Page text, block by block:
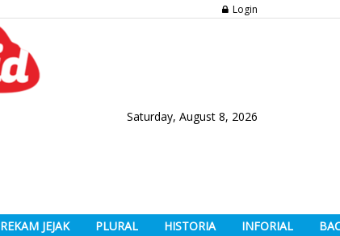
Login
Saturday, August 8, 2026
REKAM JEJAK PLURAL HISTORIA INFORIAL